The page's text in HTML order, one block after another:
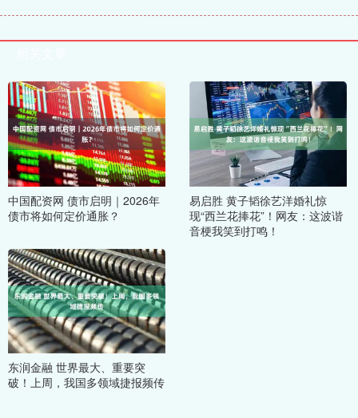
中国配资网 债市启明｜2026年
债市将如何定价通胀？
易启胜 黄子韬徐艺洋婚礼惊
现“西兰花捧花”！网友：这波谐
音梗我笑到打鸣！
东润金融 世界最大、重要突
破！上周，我国多领域捷报频传